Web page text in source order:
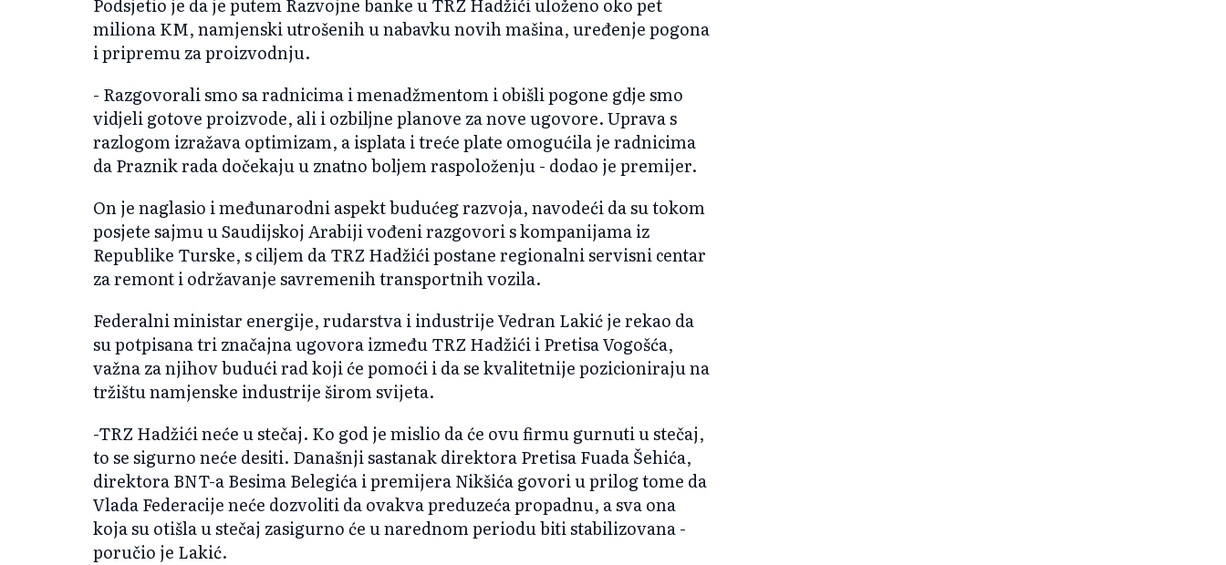
miliona KM, namjenski utrošenih u nabavku novih mašina, uređenje pogona
i pripremu za proizvodnju.
- Razgovorali smo sa radnicima i menadžmentom i obišli pogone gdje smo
vidjeli gotove proizvode, ali i ozbiljne planove za nove ugovore. Uprava s
razlogom izražava optimizam, a isplata i treće plate omogućila je radnicima
da Praznik rada dočekaju u znatno boljem raspoloženju - dodao je premijer.
On je naglasio i međunarodni aspekt budućeg razvoja, navodeći da su tokom
posjete sajmu u Saudijskoj Arabiji vođeni razgovori s kompanijama iz
Republike Turske, s ciljem da TRZ Hadžići postane regionalni servisni centar
za remont i održavanje savremenih transportnih vozila.
Federalni ministar energije, rudarstva i industrije Vedran Lakić je rekao da
su potpisana tri značajna ugovora između TRZ Hadžići i Pretisa Vogošća,
važna za njihov budući rad koji će pomoći i da se kvalitetnije pozicioniraju na
tržištu namjenske industrije širom svijeta.
-TRZ Hadžići neće u stečaj. Ko god je mislio da će ovu firmu gurnuti u stečaj,
to se sigurno neće desiti. Današnji sastanak direktora Pretisa Fuada Šehića,
direktora BNT-a Besima Belegića i premijera Nikšića govori u prilog tome da
Vlada Federacije neće dozvoliti da ovakva preduzeća propadnu, a sva ona
koja su otišla u stečaj zasigurno će u narednom periodu biti stabilizovana -
poručio je Lakić.